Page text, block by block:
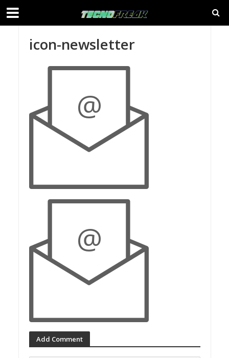
icon-newsletter
Add Comment